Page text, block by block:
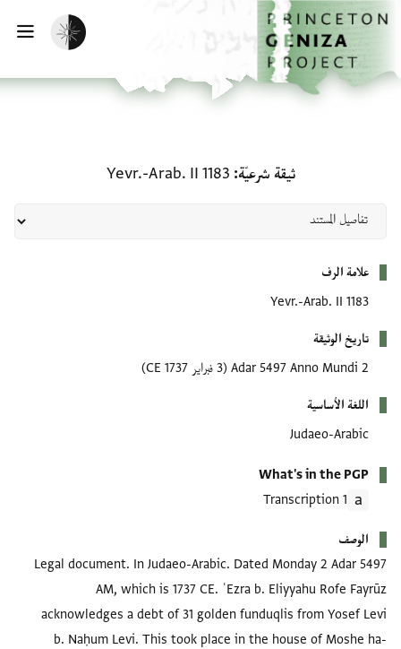
تخطي إلى المحتوى الرئيسي
الصفحة الرئيسية
تفعيل الوضع المظلم
ثيقة شرعيّة Yevr.-Arab. II 1183
علامة الرف
Yevr.-Arab. II 1183
تاريخ الوثيقة
2 Adar 5497 Anno Mundi
(3 فبراير 1737 CE)
اللغة الأساسية
Judaeo-Arabic
What's in the PGP
1 Transcription
الوصف
Legal document. In Judaeo-Arabic. Dated Monday 2 Adar 5497
AM, which is 1737 CE. ʿEzra b. Eliyyahu Rofe Fayrūz
acknowledges a debt of 31 golden funduqlis from Yosef Levi
b. Naḥum Levi. This took place in the house of Moshe ha-